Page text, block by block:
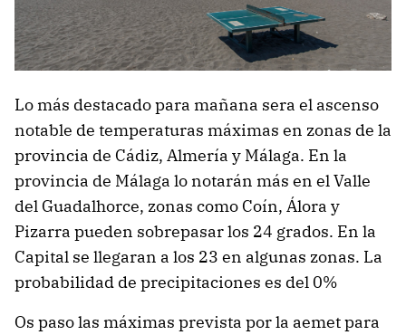
Lo más destacado para mañana sera el ascenso
notable de temperaturas máximas en zonas de la
provincia de Cádiz, Almería y Málaga. En la
provincia de Málaga lo notarán más en el Valle
del Guadalhorce, zonas como Coín, Álora y
Pizarra pueden sobrepasar los 24 grados. En la
Capital se llegaran a los 23 en algunas zonas. La
probabilidad de precipitaciones es del 0%
Os paso las máximas prevista por la aemet para